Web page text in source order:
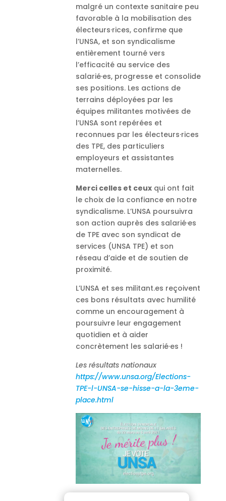
malgré un contexte sanitaire peu
favorable à la mobilisation des
électeurs·rices, confirme que
l’UNSA, et son syndicalisme
entièrement tourné vers
l’efficacité au service des
salarié·es, progresse et consolide
ses positions. Les actions de
terrains déployées par les
équipes militantes motivées de
l’UNSA sont repérées et
reconnues par les électeurs·rices
des TPE, des particuliers
employeurs et assistantes
maternelles.
Merci celles et ceux qui ont fait
le choix de la confiance en notre
syndicalisme. L’UNSA poursuivra
son action auprès des salarié·es
de TPE avec son syndicat de
services (UNSA TPE) et son
réseau d’aide et de soutien de
proximité.
L’UNSA et ses militant.es reçoivent
ces bons résultats avec humilité
comme un encouragement à
poursuivre leur engagement
quotidien et à aider
concrètement les salarié·es !
Les résultats nationaux
https://www.unsa.org/Elections-
TPE-l-UNSA-se-hisse-a-la-3eme-
place.html